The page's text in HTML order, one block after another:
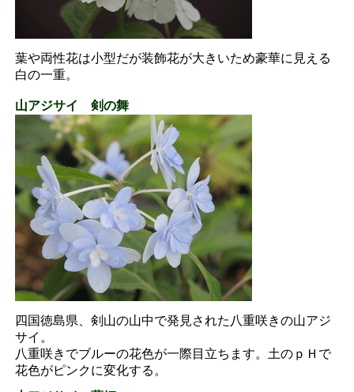
葉や両性花は小型だが装飾花が大きいため豪華に見える
白の一重。
山アジサイ 剣の舞
四国徳島県、剣山の山中で発見された八重咲きの山アジ
サイ。
八重咲きでブルーの花色が一際目立ちます。土のｐＨで
花色がピンクに変化する。